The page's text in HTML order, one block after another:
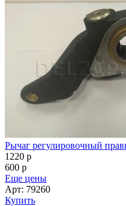
Рычаг регулировочный
1220 p
600 p
Еще цены
Арт: 79260
Купить